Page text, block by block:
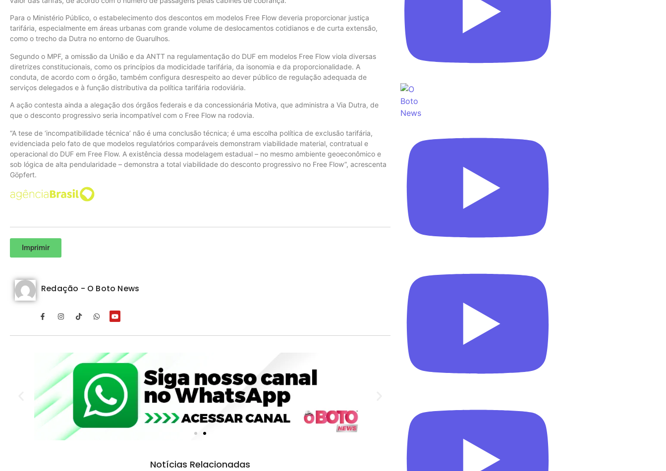
Para o Ministério Público, o estabelecimento dos descontos em modelos Free Flow deveria proporcionar justiça
tarifária, especialmente em áreas urbanas com grande volume de deslocamentos cotidianos e de curta extensão,
como o trecho da Dutra no entorno de Guarulhos.
Segundo o MPF, a omissão da União e da ANTT na regulamentação do DUF em modelos Free Flow viola diversas
diretrizes constitucionais, como os princípios da modicidade tarifária, da isonomia e da proporcionalidade. A
conduta, de acordo com o órgão, também configura desrespeito ao dever público de regulação adequada de
serviços delegados e à função distributiva da política tarifária rodoviária.
A ação contesta ainda a alegação dos órgãos federais e da concessionária Motiva, que administra a Via Dutra, de
que o desconto progressivo seria incompatível com o Free Flow na rodovia.
“A tese de ‘incompatibilidade técnica’ não é uma conclusão técnica; é uma escolha política de exclusão tarifária,
evidenciada pelo fato de que modelos regulatórios comparáveis demonstram viabilidade material, contratual e
operacional do DUF em Free Flow. A existência dessa modelagem estadual – no mesmo ambiente geoeconômico e
sob lógica de alta pendularidade – demonstra a total viabilidade do desconto progressivo no Free Flow”, acrescenta
Göpfert.
Imprimir
Redação - O Boto News
Notícias Relacionadas